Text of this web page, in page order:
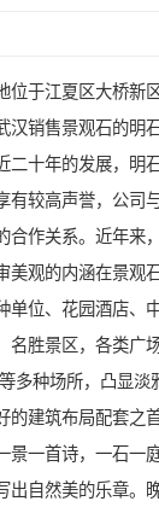
位于江夏区大桥新
汉销售景观石的明
二十年的发展，明
有较高声誉，公司
合作关系。近年来
美观的内涵在景观
单位、花园酒店、
名胜景区，各类广
多种场所，凸显淡
的建筑布局配套之
景一首诗，一石一
出自然美的乐章。